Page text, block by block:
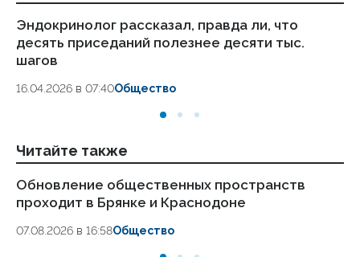
Эндокринолог рассказал, правда ли, что
десять приседаний полезнее десяти тыс.
шагов
16.04.2026 в 07:40Общество
Читайте также
Обновление общественных пространств
проходит в Брянке и Краснодоне
07.08.2026 в 16:58Общество